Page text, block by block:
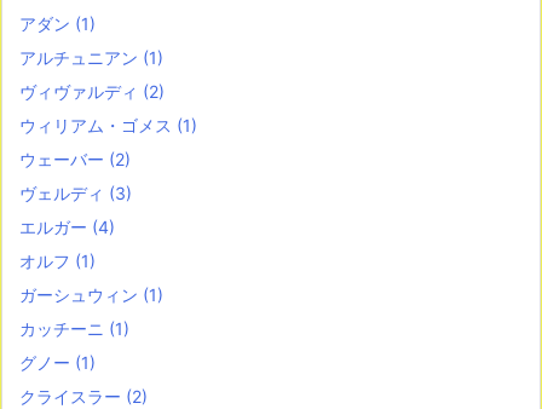
アダン (1)
アルチュニアン (1)
ヴィヴァルディ (2)
ウィリアム・ゴメス (1)
ウェーバー (2)
ヴェルディ (3)
エルガー (4)
オルフ (1)
ガーシュウィン (1)
カッチーニ (1)
グノー (1)
クライスラー (2)